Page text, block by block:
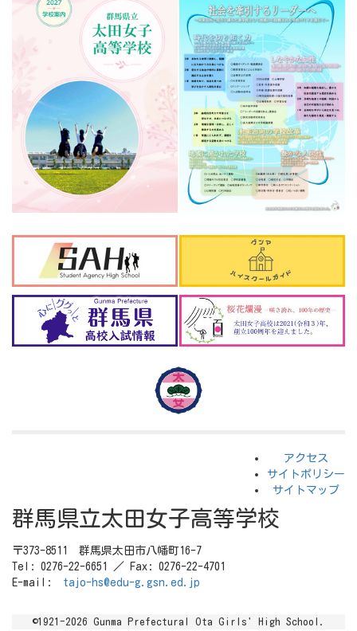
アクセス
サイトポリシー
サイトマップ
群馬県立太田女子高等学校
〒373-8511 群馬県太田市八幡町16-7
Tel: 0276-22-6651 ／ Fax: 0276-22-4701
E-mail: tajo-hs@edu-g.gsn.ed.jp
©1921-2026 Gunma Prefectural Ota Girls' High School.